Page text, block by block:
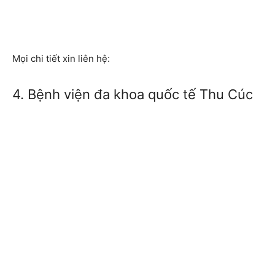
Mọi chi tiết xin liên hệ:
4. Bệnh viện đa khoa quốc tế Thu Cúc